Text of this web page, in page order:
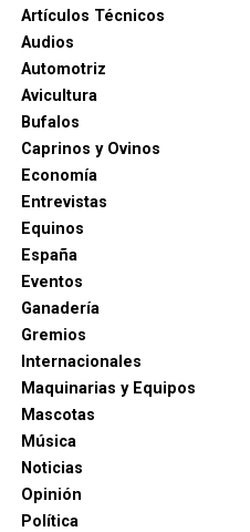
Artículos Técnicos
Audios
Automotriz
Avicultura
Bufalos
Caprinos y Ovinos
Economía
Entrevistas
Equinos
España
Eventos
Ganadería
Gremios
Internacionales
Maquinarias y Equipos
Mascotas
Música
Noticias
Opinión
Política